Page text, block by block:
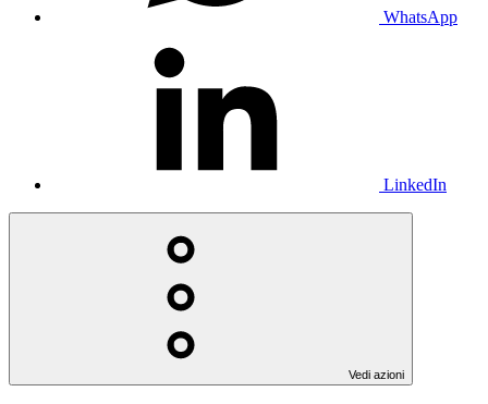
WhatsApp
LinkedIn
Vedi azioni